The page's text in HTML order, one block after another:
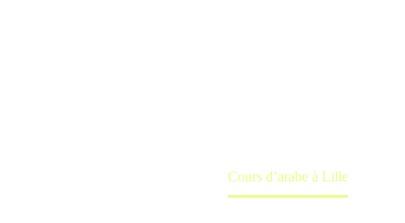
Cours d’arabe à Lille